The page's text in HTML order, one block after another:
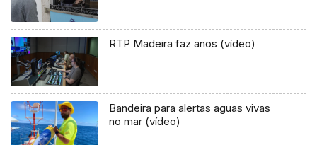
RTP Madeira faz anos (vídeo)
Bandeira para alertas aguas vivas
no mar (vídeo)